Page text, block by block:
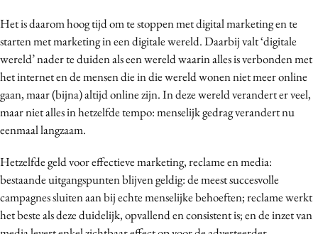
Het is daarom hoog tijd om te stoppen met digital marketing en te
starten met marketing in een digitale wereld. Daarbij valt ‘digitale
wereld’ nader te duiden als een wereld waarin alles is verbonden met
het internet en de mensen die in die wereld wonen niet meer online
gaan, maar (bijna) altijd online zijn. In deze wereld verandert er veel,
maar niet alles in hetzelfde tempo: menselijk gedrag verandert nu
eenmaal langzaam.
Hetzelfde geld voor effectieve marketing, reclame en media:
bestaande uitgangspunten blijven geldig: de meest succesvolle
campagnes sluiten aan bij echte menselijke behoeften; reclame werkt
het beste als deze duidelijk, opvallend en consistent is; en de inzet van